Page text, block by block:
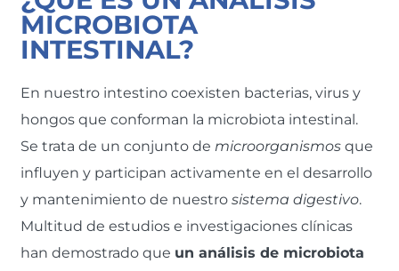
MICROBIOTA
INTESTINAL?
En nuestro intestino coexisten bacterias, virus y
hongos que conforman la microbiota intestinal.
Se trata de un conjunto de microorganismos que
influyen y participan activamente en el desarrollo
y mantenimiento de nuestrosistema digestivo.
Multitud de estudios e investigaciones clínicas
han demostrado que un análisis de microbiota